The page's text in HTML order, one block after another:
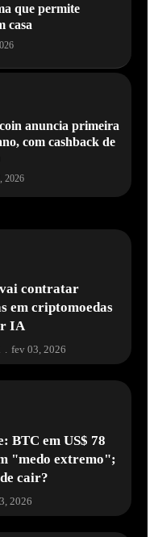
que permite
casa
anuncia primeira
com cashback de
2026
contratar
em criptomoedas
IA
. fev 03, 2026
BTC em US$ 78
"medo extremo";
cair?
2026